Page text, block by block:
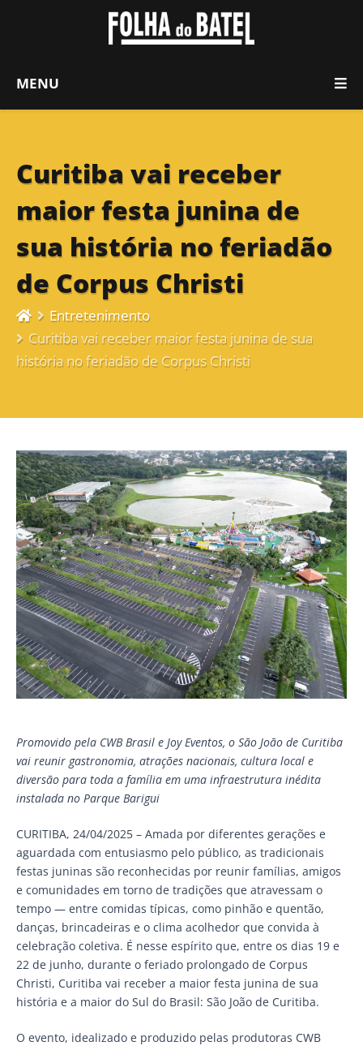
MENU
Curitiba vai receber
maior festa junina de
sua história no feriadão
de Corpus Christi
Entretenimento
Curitiba vai receber maior festa junina de sua
história no feriadão de Corpus Christi
Promovido pela CWB Brasil e Joy Eventos, o São João de Curitiba
vai reunir gastronomia, atrações nacionais, cultura local e
diversão para toda a família em uma infraestrutura inédita
instalada no Parque Barigui
CURITIBA, 24/04/2025 – Amada por diferentes gerações e
aguardada com entusiasmo pelo público, as tradicionais
festas juninas são reconhecidas por reunir famílias, amigos
e comunidades em torno de tradições que atravessam o
tempo — entre comidas típicas, como pinhão e quentão,
danças, brincadeiras e o clima acolhedor que convida à
celebração coletiva. É nesse espírito que, entre os dias 19 e
22 de junho, durante o feriado prolongado de Corpus
Christi, Curitiba vai receber a maior festa junina de sua
história e a maior do Sul do Brasil: São João de Curitiba.
O evento, idealizado e produzido pelas produtoras CWB